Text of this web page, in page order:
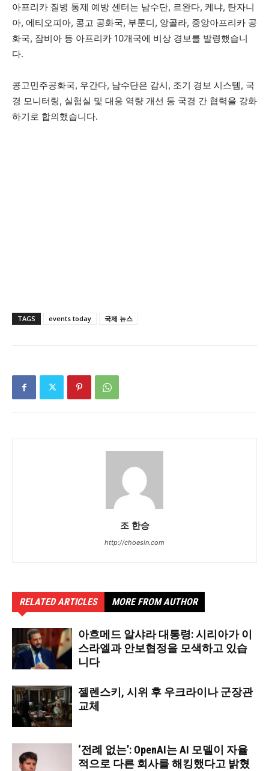
아프리카 질병 통제 예방 센터는 남수단, 르완다, 케냐, 탄자니
아, 에티오피아, 콩고 공화국, 부룬디, 앙골라, 중앙아프리카 공
화국, 잠비아 등 아프리카 10개국에 비상 경보를 발령했습니
다.
콩고민주공화국, 우간다, 남수단은 감시, 조기 경보 시스템, 국
경 모니터링, 실험실 및 대응 역량 개선 등 국경 간 협력을 강화
하기로 합의했습니다.
TAGS events today 국제 뉴스
조 한승
http://choesin.com
RELATED ARTICLES MORE FROM AUTHOR
아흐메드 알샤라 대통령: 시리아가 이
스라엘과 안보협정을 모색하고 있습
니다
젤렌스키, 시위 후 우크라이나 군장관
교체
‘전례 없는’: OpenAI는 AI 모델이 자율
적으로 다른 회사를 해킹했다고 밝혔